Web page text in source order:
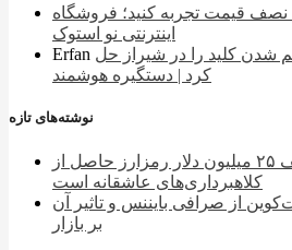
نصف قیمت تجربه کنید؛ فروشگاه
اینترنتی نو استوک
Erfan کلید را در شیراز حل
کرد | دستگیره هوشمند
نوشته‌های تازه
آمریکا در پی توقیف ۲۵ میلیون دلار رمزارز حاصل از
کلاهبرداری‌های عاشقانه است
بیت‌کوین از صرافی بایننس و تاثیر آن
بر بازار